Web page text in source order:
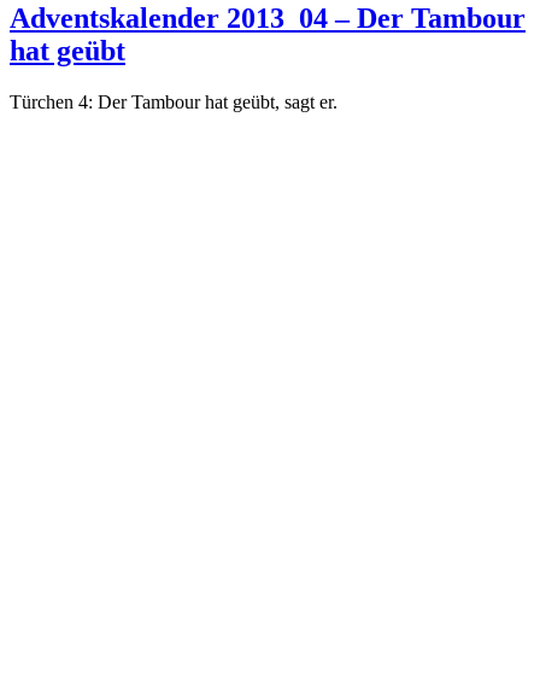
Adventskalender 2013_04 – Der Tambour
hat geübt
Türchen 4: Der Tambour hat geübt, sagt er.